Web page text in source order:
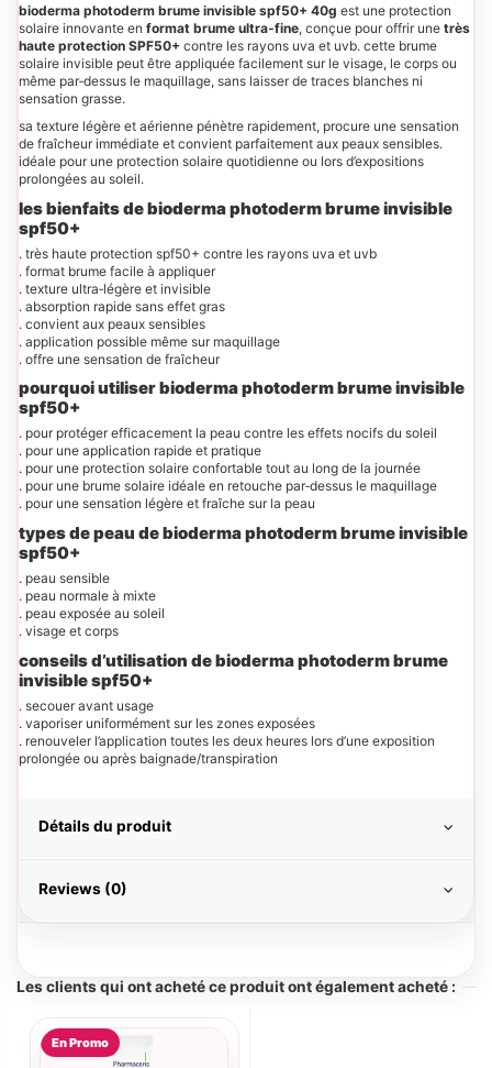
bioderma photoderm brume invisible spf50+ 40g est une protection
solaire innovante en format brume ultra‑fine, conçue pour offrir une très
haute protection SPF50+ contre les rayons uva et uvb. cette brume
solaire invisible peut être appliquée facilement sur le visage, le corps ou
même par‑dessus le maquillage, sans laisser de traces blanches ni
sensation grasse.
sa texture légère et aérienne pénètre rapidement, procure une sensation
de fraîcheur immédiate et convient parfaitement aux peaux sensibles.
idéale pour une protection solaire quotidienne ou lors d’expositions
prolongées au soleil.
les bienfaits de bioderma photoderm brume invisible
spf50+
. très haute protection spf50+ contre les rayons uva et uvb
. format brume facile à appliquer
. texture ultra‑légère et invisible
. absorption rapide sans effet gras
. convient aux peaux sensibles
. application possible même sur maquillage
. offre une sensation de fraîcheur
pourquoi utiliser bioderma photoderm brume invisible
spf50+
. pour protéger efficacement la peau contre les effets nocifs du soleil
. pour une application rapide et pratique
. pour une protection solaire confortable tout au long de la journée
. pour une brume solaire idéale en retouche par‑dessus le maquillage
. pour une sensation légère et fraîche sur la peau
types de peau de bioderma photoderm brume invisible
spf50+
. peau sensible
. peau normale à mixte
. peau exposée au soleil
. visage et corps
conseils d’utilisation de bioderma photoderm brume
invisible spf50+
. secouer avant usage
. vaporiser uniformément sur les zones exposées
. renouveler l’application toutes les deux heures lors d’une exposition
prolongée ou après baignade/transpiration
Détails du produit
Reviews (0)
Les clients qui ont acheté ce produit ont également acheté :
En Promo